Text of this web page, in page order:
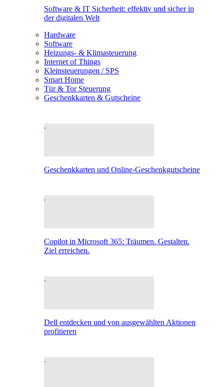
Software & IT Sicherheit: effektiv und sicher in
der digitalen Welt
Hardware
Software
Heizungs- & Klimasteuerung
Internet of Things
Kleinsteuerungen / SPS
Smart Home
Tür & Tor Steuerung
Geschenkkarten & Gutscheine
Geschenkkarten und Online-Geschenkgutscheine
Copilot in Microsoft 365: Träumen. Gestalten.
Ziel erreichen.
Dell entdecken und von ausgewählten Aktionen
profitieren